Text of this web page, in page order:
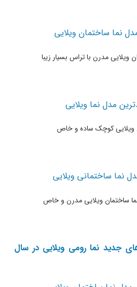
ویلایی مدرن با تراس بسیار زیبا
ویلایی کوچک ساده و خاص
ساختمان ویلایی مدرن و خاص
جدید نما رومی ویلایی در سال